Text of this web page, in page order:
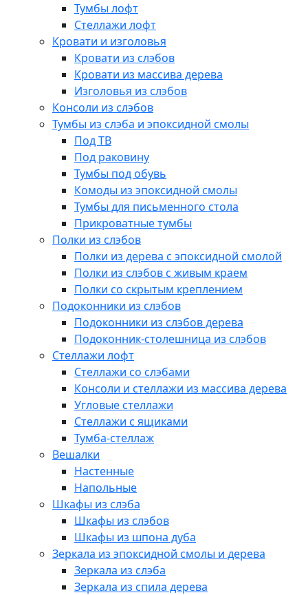
Тумбы лофт
Стеллажи лофт
Кровати и изголовья
Кровати из слэбов
Кровати из массива дерева
Изголовья из слэбов
Консоли из слэбов
Тумбы из слэба и эпоксидной смолы
Под ТВ
Под раковину
Тумбы под обувь
Комоды из эпоксидной смолы
Тумбы для письменного стола
Прикроватные тумбы
Полки из слэбов
Полки из дерева с эпоксидной смолой
Полки из слэбов с живым краем
Полки со скрытым креплением
Подоконники из слэбов
Подоконники из слэбов дерева
Подоконник-столешница из слэбов
Стеллажи лофт
Стеллажи со слэбами
Консоли и стеллажи из массива дерева
Угловые стеллажи
Стеллажи с ящиками
Тумба-стеллаж
Вешалки
Настенные
Напольные
Шкафы из слэба
Шкафы из слэбов
Шкафы из шпона дуба
Зеркала из эпоксидной смолы и дерева
Зеркала из слэба
Зеркала из спила дерева